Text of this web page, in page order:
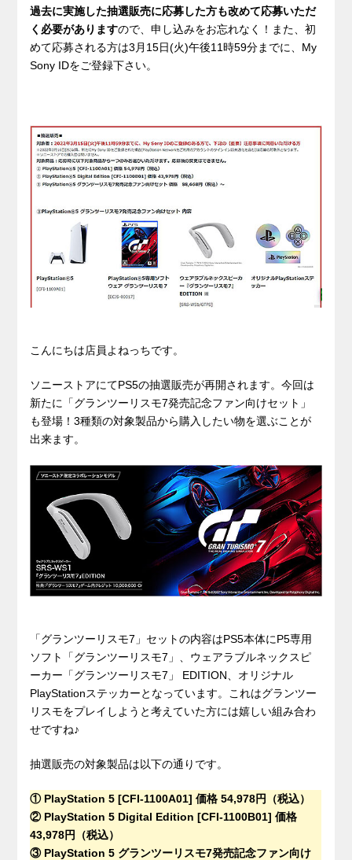
過去に実施した抽選販売に応募した方も改めて応募いただ
く必要がありますので、申し込みをお忘れなく！また、初
めて応募される方は3月15日(火)午後11時59分までに、My
Sony IDをご登録下さい。
こんにちは店員よねっちです。
ソニーストアにてPS5の抽選販売が再開されます。今回は
新たに「グランツーリスモ7発売記念ファン向けセット」
も登場！3種類の対象製品から購入したい物を選ぶことが
出来ます。
「グランツーリスモ7」セットの内容はPS5本体にP5専用
ソフト「グランツーリスモ7」、ウェアラブルネックスピ
ーカー「グランツーリスモ7」 EDITION、オリジナル
PlayStationステッカーとなっています。これはグランツー
リスモをプレイしようと考えていた方には嬉しい組み合わ
せですね♪
抽選販売の対象製品は以下の通りです。
① PlayStation 5 [CFI-1100A01] 価格 54,978円（税込）
② PlayStation 5 Digital Edition [CFI-1100B01] 価格
43,978円（税込）
③ PlayStation 5 グランツーリスモ7発売記念ファン向け